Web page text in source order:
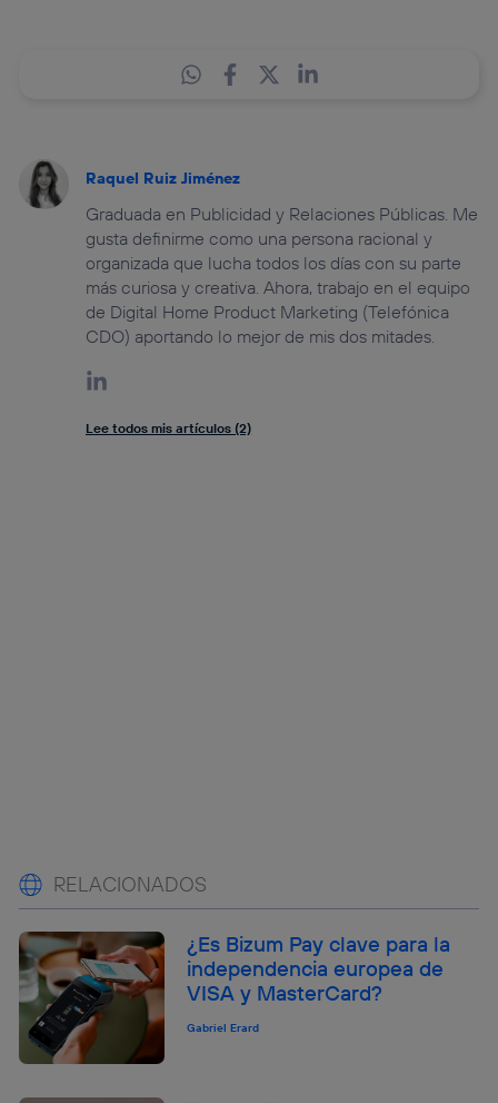
Raquel Ruiz Jiménez
Graduada en Publicidad y Relaciones Públicas. Me
gusta definirme como una persona racional y
organizada que lucha todos los días con su parte
más curiosa y creativa. Ahora, trabajo en el equipo
de Digital Home Product Marketing (Telefónica
CDO) aportando lo mejor de mis dos mitades.
Lee todos mis artículos (2)
RELACIONADOS
¿Es Bizum Pay clave para la
independencia europea de
VISA y MasterCard?
Gabriel Erard